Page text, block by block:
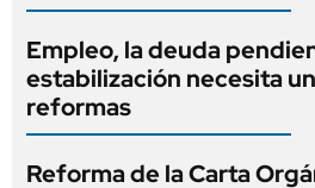
Empleo, la deuda
estabilización necesita
reformas
Reforma de la Carta